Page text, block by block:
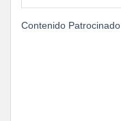
Contenido Patrocinado